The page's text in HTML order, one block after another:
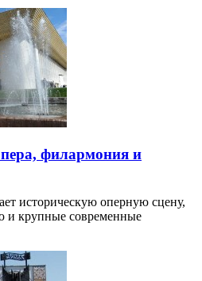
филармония и
историческую оперную сцену,
и крупные современные